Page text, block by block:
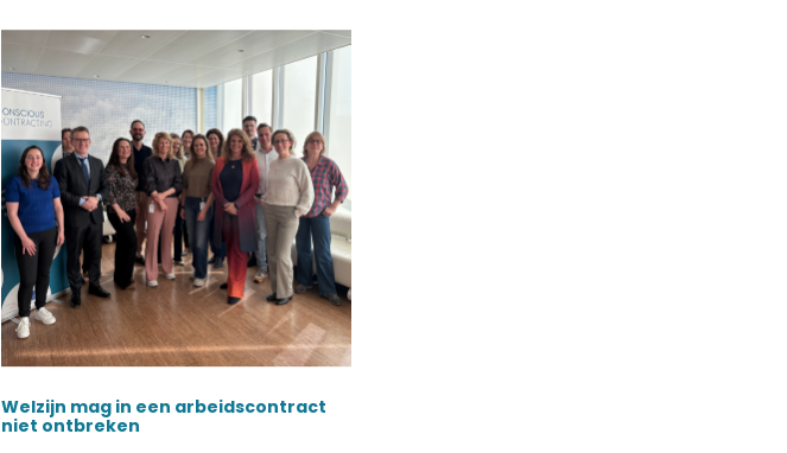
Welzijn mag in een arbeidscontract
niet ontbreken